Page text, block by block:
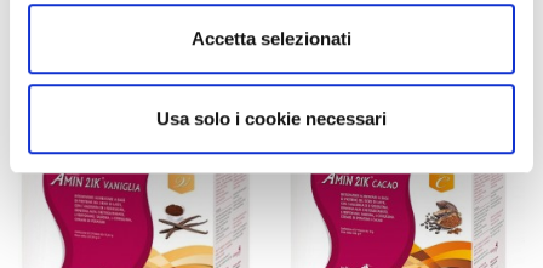
Utilizziamo i cookie per personalizzare contenuti ed
analizzare il nostro traffico. Condividiamo inoltre
informazioni sul modo in cui utilizza il nostro sito con i
nostri partner che si occupano di analisi dei dati web,
pubblicità e social media, i quali potrebbero combinarle
con altre informazioni che ha fornito loro o che hanno
raccolto dal suo utilizzo dei loro servizi.
Accetta selezionati
Usa solo i cookie necessari
carrello
carrello
-42% -42%